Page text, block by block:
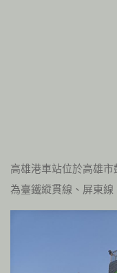
高雄港車站位於高雄市
為臺鐵縱貫線、屏東線